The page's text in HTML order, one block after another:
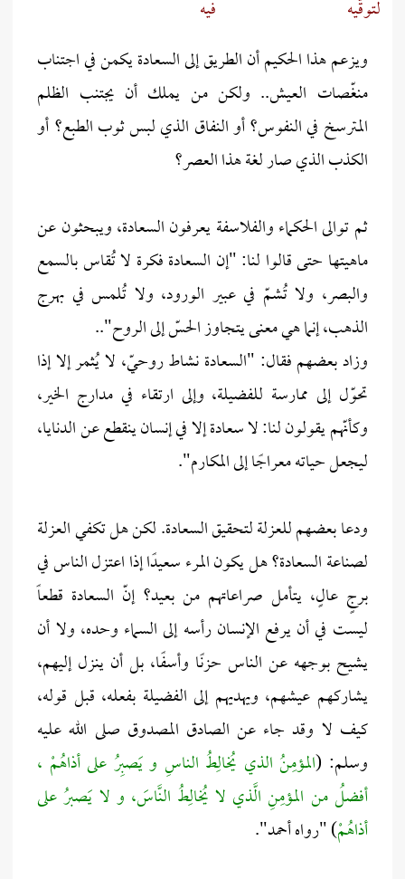
لتوقّيه
فيه
ويزعم هذا الحكيم أن الطريق إلى السعادة يكمن في اجتناب
منغّصات العيش.. ولكن من يملك أن يجتنب الظلم
المترسخ في النفوس؟ أو النفاق الذي لبس ثوب الطبع؟ أو
الكذب الذي صار لغة هذا العصر؟
ثم توالى الحكماء والفلاسفة يعرفون السعادة، ويبحثون عن
ماهيتها حتى قالوا لنا: "إن السعادة فكرة لا تُقاس بالسمع
والبصر، ولا تُشمّ في عبير الورود، ولا تُلمس في بهرج
الذهب، إنما هي معنى يتجاوز الحسّ إلى الروح"..
وزاد بعضهم فقال: "السعادة نشاط روحيّ، لا يُثمر إلا إذا
تحوّل إلى ممارسة للفضيلة، وإلى ارتقاء في مدارج الخير،
وكأنّهم يقولون لنا: لا سعادة إلا في إنسان ينقطع عن الدنايا،
ليجعل حياته معراجًا إلى المكارم".
ودعا بعضهم للعزلة لتحقيق السعادة. لكن هل تكفي العزلة
لصناعة السعادة؟ هل يكون المرء سعيدًا إذا اعتزل الناس في
برجٍ عالٍ، يتأمل صراعاتهم من بعيد؟ إنّ السعادة قطعاً
ليست في أن يرفع الإنسان رأسه إلى السماء وحده، ولا أن
يشيح بوجهه عن الناس حزنًا وأسفًا، بل أن ينزل إليهم،
يشاركهم عيشهم، ويهديهم إلى الفضيلة بفعله، قبل قوله،
كيف لا وقد جاء عن الصادق المصدوق صلى الله عليه
وسلم: (المؤمِنُ الذي يُخالِطُ الناسِ و يَصبِرُ على أذاهُمْ ،
أفضلُ من المؤمِنِ الَّذي لا يُخالِطُ النَّاسَ، و لا يَصبرُ على
أذاهُمْ) "رواه أحمد".